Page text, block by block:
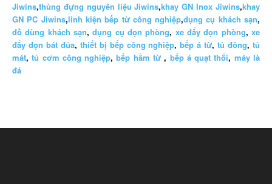
Jiwins,thùng đựng nguyên liệu Jiwins,khay GN Inox Jiwins,khay
GN PC Jiwins,linh kiện bếp từ công nghiệp,dụng cụ khách sạn,
đồ dùng khách sạn,dụng cụ dọn phòng, xe đẩy dọn phòng,xe
đẩy dọn bát đũa, thiết bị bếp công nghiệp,bếp á từ,tủ đông,tủ
mát,tủ cơm công nghiệp,bếp hầm từ , bếp á quạt thổi, máy là
đá